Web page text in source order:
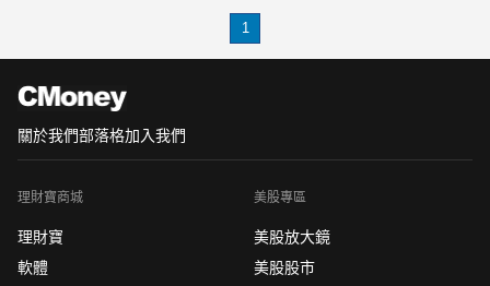
「流浪教師」
1
關於我們部落格加入我們
理財寶商城
理財寶
軟體
美股專區
美股放大鏡
美股股市